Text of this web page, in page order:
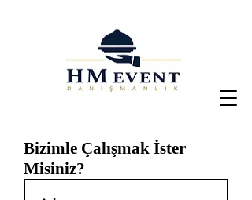
Bizimle Çalışmak İster
Misiniz?